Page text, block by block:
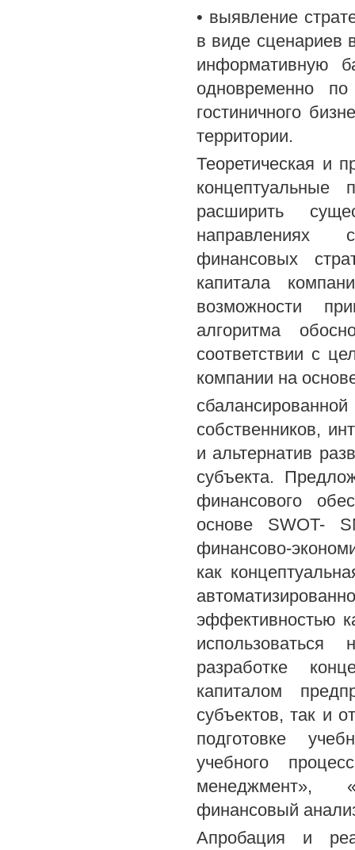
• выявление
в виде сценариев
информативную
одновременно
гостиничного
территории.
Теоретическая и
расширить
направлениях
финансовых
капитала
возможности
алгоритма
соответствии с
компании на
собственников,
и альтернатив
субъекта.
финансового
основе SWOT-
финансово-
как
эффективностью
разработке
капиталом
субъектов, так и
подготовке
учебного
менеджмент»,
финансовый
Апробация и